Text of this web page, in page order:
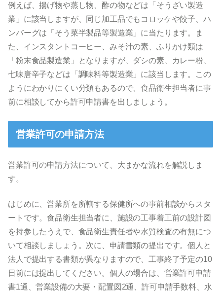
例えば、揚げ物や蒸し物、酢の物などは「そうざい製造
業」に該当しますが、同じ加工品でもコロッケや餃子、ハ
ンバーグは「そう菜半製品等製造業」に当たります。ま
た、インスタントコーヒー、みそ汁の素、ふりかけ類は
「粉末食品製造業」となりますが、ダシの素、カレー粉、
七味唐辛子などは「調味料等製造業」に該当します。この
ようにわかりにくい分類もあるので、食品衛生担当者に事
前に相談してから許可申請書を出しましょう。
営業許可の申請方法
営業許可の申請方法について、大まかな流れを解説しま
す。
はじめに、営業所を所轄する保健所への事前相談からスタ
ートです。食品衛生担当者に、施設の工事着工前の設計図
を持参したうえで、食品衛生責任者や水質検査の有無につ
いて相談しましょう。次に、申請書類の提出です。個人と
法人で提出する書類が異なりますので、工事終了予定の10
日前には提出してください。個人の場合は、営業許可申請
書1通、営業設備の大要・配置図2通、許可申請手数料、水